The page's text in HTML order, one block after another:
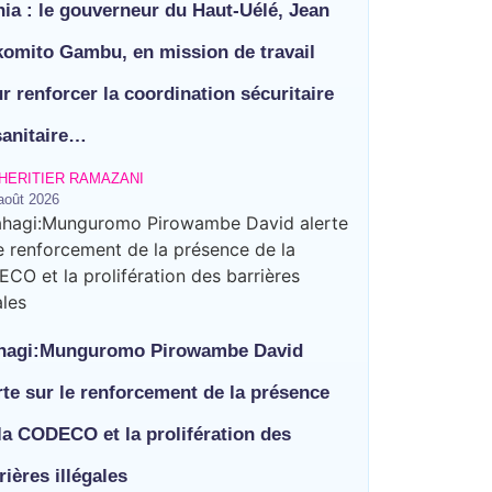
de travail pour renforcer la
les violences basées sur
à Bunia pour transformer la
Savo sur la protection des
ce vendredi à Bunia
et rapatrie le corps d’une
: le gouverneur du Haut-Uélé, Jean
Gambu, en mission de travail
renforcer la coordination sécuritaire
HERITIER RAMAZANI
2026
Pirowambe David
sur le renforcement de la présence
CODECO et la prolifération des
illégales